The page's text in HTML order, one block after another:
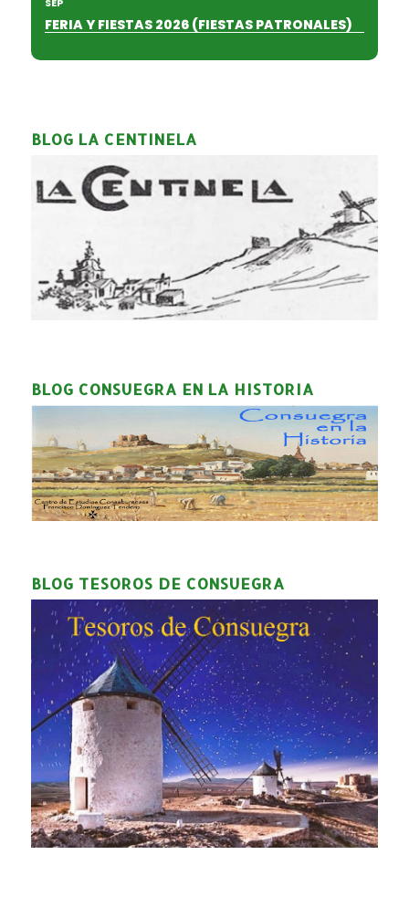
FERIA Y FIESTAS 2026 (FIESTAS PATRONALES)
BLOG LA CENTINELA
BLOG CONSUEGRA EN LA HISTORIA
BLOG TESOROS DE CONSUEGRA